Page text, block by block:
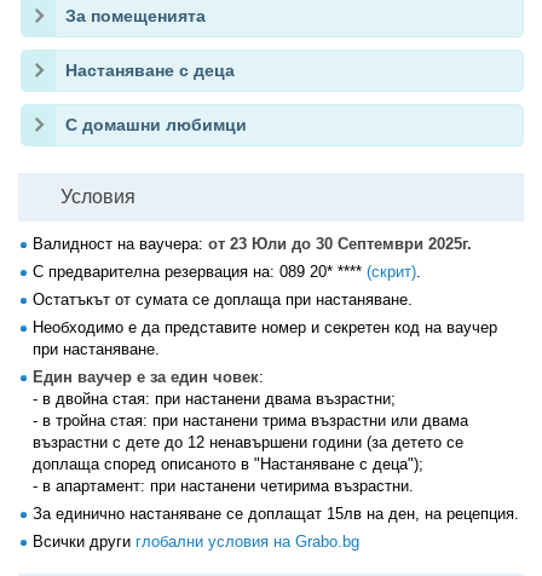
За помещенията
Настаняване с деца
С домашни любимци
Условия
Валидност на ваучера: от 23 Юли до 30 Септември 2025г.
С предварителна резервация на: 089 20* **** (скрит).
Остатъкът от сумата се доплаща при настаняване.
Необходимо е да представите номер и секретен код на ваучер
при настаняване.
Един ваучер е за един човек:
- в двойна стая: при настанени двама възрастни;
- в тройна стая: при настанени трима възрастни или двама
възрастни с дете до 12 ненавършени години (за детето се
доплаща според описаното в "Настаняване с деца");
- в апартамент: при настанени четирима възрастни.
За единично настаняване се доплащат 15лв на ден, на рецепция.
Всички други глобални условия на Grabo.bg